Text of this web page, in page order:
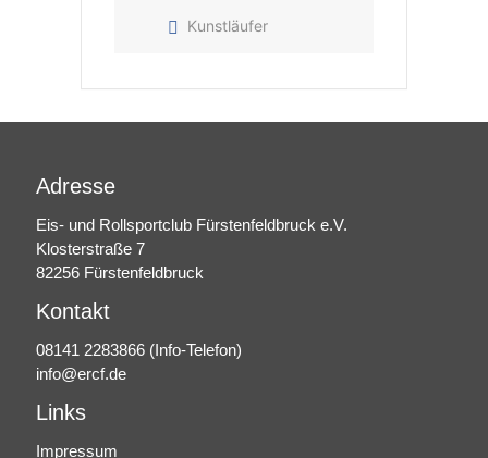
Kunstläufer
Adresse
Eis- und Rollsportclub Fürstenfeldbruck e.V.
Klosterstraße 7
82256 Fürstenfeldbruck
Kontakt
08141 2283866 (Info-Telefon)
info@ercf.de
Links
Impressum